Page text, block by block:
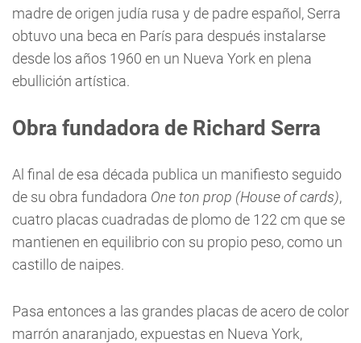
madre de origen judía rusa y de padre español, Serra
obtuvo una beca en París para después instalarse
desde los años 1960 en un Nueva York en plena
ebullición artística.
Obra fundadora de Richard Serra
Al final de esa década publica un manifiesto seguido
de su obra fundadora One ton prop (House of cards),
cuatro placas cuadradas de plomo de 122 cm que se
mantienen en equilibrio con su propio peso, como un
castillo de naipes.
Pasa entonces a las grandes placas de acero de color
marrón anaranjado, expuestas en Nueva York,